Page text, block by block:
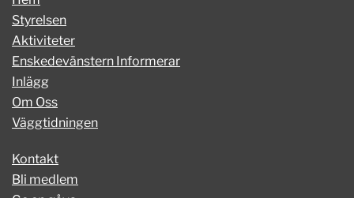
Styrelsen
Aktiviteter
Enskedevänstern Informerar
Inlägg
Om Oss
Väggtidningen
Kontakt
Bli medlem